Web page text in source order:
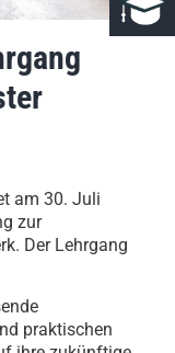
am 30. Juli
zur
Der Lehrgang
praktischen